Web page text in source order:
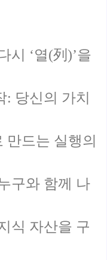
시 ‘열(列)’을
: 당신의 가치
만드는 실행의
구와 함께 나
식 자산을 구